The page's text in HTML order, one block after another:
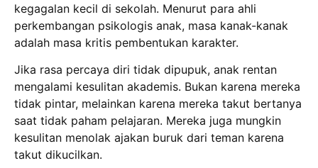
kegagalan kecil di sekolah. Menurut para ahli
perkembangan psikologis anak, masa kanak-kanak
adalah masa kritis pembentukan karakter.
Jika rasa percaya diri tidak dipupuk, anak rentan
mengalami kesulitan akademis. Bukan karena mereka
tidak pintar, melainkan karena mereka takut bertanya
saat tidak paham pelajaran. Mereka juga mungkin
kesulitan menolak ajakan buruk dari teman karena
takut dikucilkan.